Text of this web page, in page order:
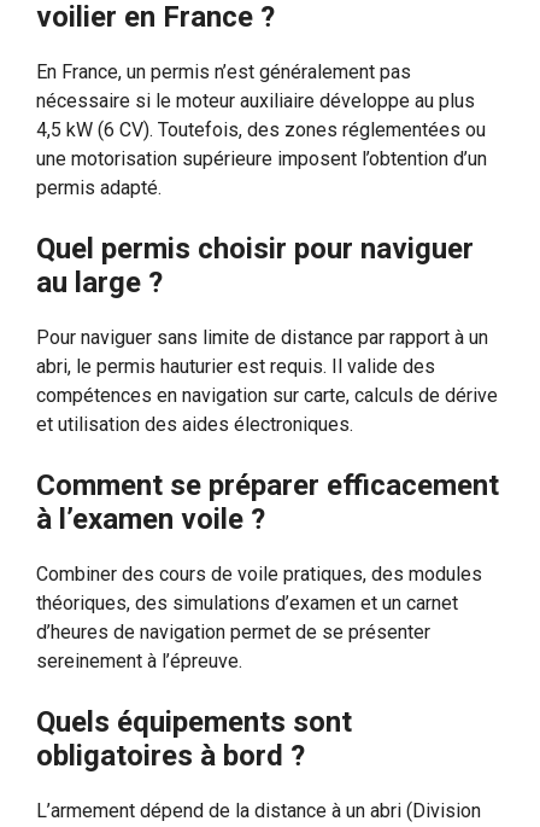
voilier en France ?
En France, un permis n’est généralement pas
nécessaire si le moteur auxiliaire développe au plus
4,5 kW (6 CV). Toutefois, des zones réglementées ou
une motorisation supérieure imposent l’obtention d’un
permis adapté.
Quel permis choisir pour naviguer
au large ?
Pour naviguer sans limite de distance par rapport à un
abri, le permis hauturier est requis. Il valide des
compétences en navigation sur carte, calculs de dérive
et utilisation des aides électroniques.
Comment se préparer efficacement
à l’examen voile ?
Combiner des cours de voile pratiques, des modules
théoriques, des simulations d’examen et un carnet
d’heures de navigation permet de se présenter
sereinement à l’épreuve.
Quels équipements sont
obligatoires à bord ?
L’armement dépend de la distance à un abri (Division